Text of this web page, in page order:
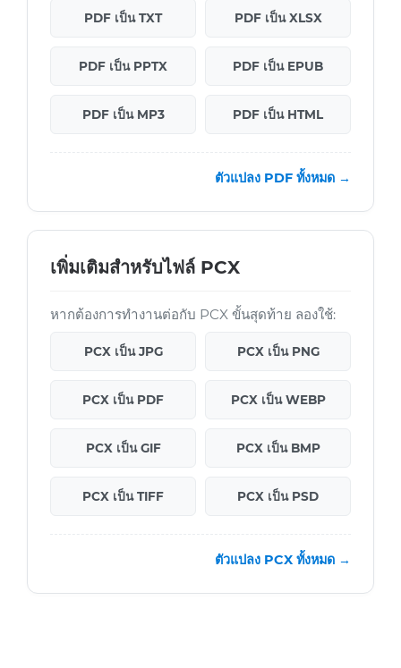
PDF เป็น TXT PDF เป็น XLSX
PDF เป็น PPTX PDF เป็น EPUB
PDF เป็น MP3 PDF เป็น HTML
ตัวแปลง PDF ทั้งหมด →
เพิ่มเติมสำหรับไฟล์ PCX
หากต้องการทำงานต่อกับ PCX ขั้นสุดท้าย ลองใช้:
PCX เป็น JPG PCX เป็น PNG
PCX เป็น PDF PCX เป็น WEBP
PCX เป็น GIF PCX เป็น BMP
PCX เป็น TIFF PCX เป็น PSD
ตัวแปลง PCX ทั้งหมด →